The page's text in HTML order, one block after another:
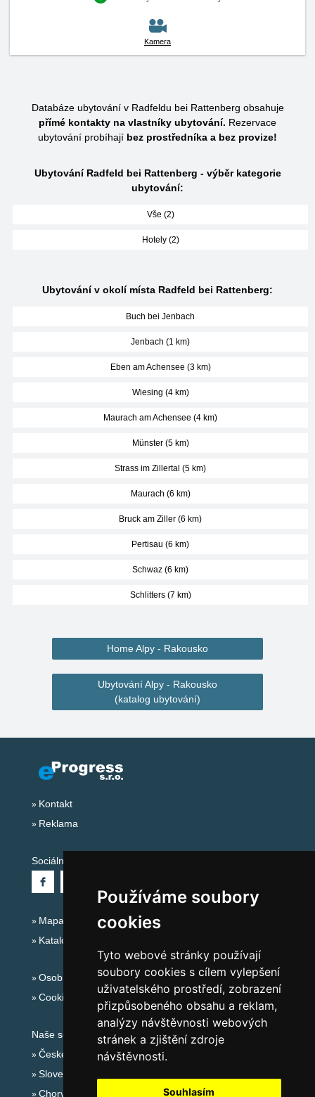
Používáme soubory
cookies
Tyto webové stránky používají
soubory cookies s cílem vylepšení
uživatelského prostředí, zobrazení
přizpůsobeného obsahu a reklam,
analýzy návštěvnosti webových
stránek a zjištění zdroje
návštěvnosti.
Souhlasím
Kamera
Databáze ubytování v Radfeldu bei Rattenberg obsahuje
přímé kontakty na vlastníky ubytování. Rezervace
ubytování probíhají bez prostředníka a bez provize!
Ubytování Radfeld bei Rattenberg - výběr kategorie
ubytování:
Vše (2)
Hotely (2)
Ubytování v okolí místa Radfeld bei Rattenberg:
Buch bei Jenbach
Jenbach (1 km)
Eben am Achensee (3 km)
Wiesing (4 km)
Maurach am Achensee (4 km)
Münster (5 km)
Strass im Zillertal (5 km)
Maurach (6 km)
Bruck am Ziller (6 km)
Pertisau (6 km)
Schwaz (6 km)
Schlitters (7 km)
Home Alpy - Rakousko
Ubytování Alpy - Rakousko
(katalog ubytování)
Kontakt
Reklama
Sociální sítě:
Mapa serveru Alpy - Rakousko
Katalog ubytování
Osobní údaje
Cookies
Naše servery:
České hory
Slovenské hory
Chorvatsko